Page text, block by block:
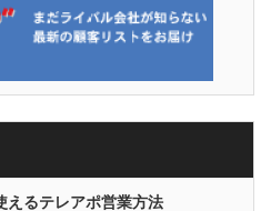
えるテレアポ営業方法